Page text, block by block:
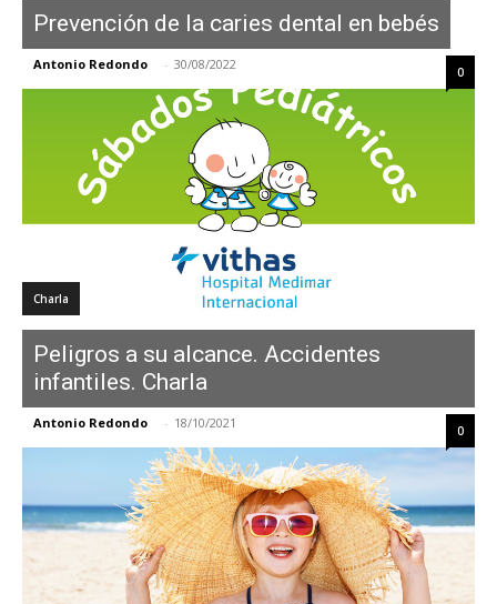
Prevención de la caries dental en bebés
Antonio Redondo - 30/08/2022 0
Charla
Peligros a su alcance. Accidentes
infantiles. Charla
Antonio Redondo - 18/10/2021 0